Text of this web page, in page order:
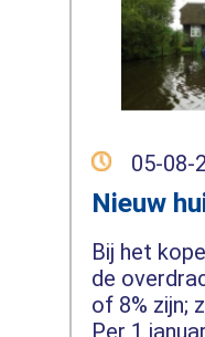
05-08-
Nieuw
Bij het
de
of 8% zijn;
Per 1